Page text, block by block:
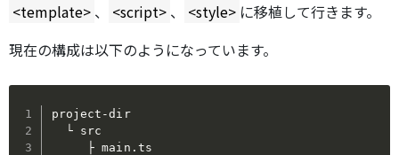
<template> 、 <script> 、 <style> に移植して行きます。
現在の構成は以下のようになっています。
project-dir
  └ src
     ├ main.ts